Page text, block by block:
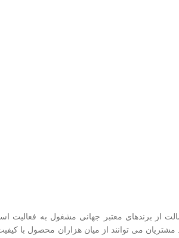
و با اصالت از برندهای معتبر جهانی مشغول
مشتريان می توانند از ميان هزاران محصول